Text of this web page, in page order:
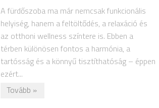
A fürdőszoba ma már nemcsak funkcionális
helyiség, hanem a feltöltődés, a relaxáció és
az otthoni wellness színtere is. Ebben a
térben különösen fontos a harmónia, a
tartósság és a könnyű tisztíthatóság – éppen
ezért...
Tovább »